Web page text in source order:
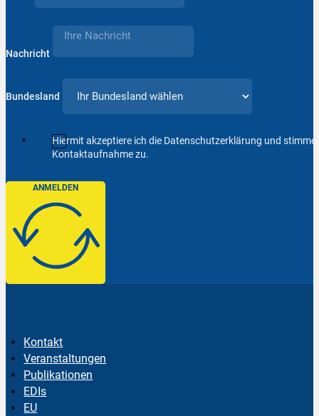
Nachricht
Bundesland
Hiermit akzeptiere ich die Datenschutzerklärung und
Kontaktaufnahme zu.
ANMELDEN
Kontakt
Veranstaltungen
Publikationen
EDIs
EU